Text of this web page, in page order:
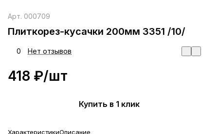
Арт. 000709
Плиткорез-кусачки 200мм 3351 /10/
0 Нет отзывов
418 ₽/шт
Купить в 1 клик
ХарактеристикиОписание